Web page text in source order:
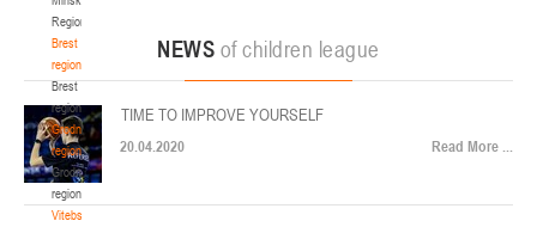
Region
Brest
region
Brest
region
Grodno
region
Grodno
region
Vitebsk
ул. Ленинградская, 4
Минск
Финал четырех – юноши 2014-2015 гг.р., Дивизион 2, 22-24 апреля 2026 г., г.
Минск, ул. Стадионная, 3
NEWS of children league
TIME TO IMPROVE YOURSELF
20.04.2020 Read More ...